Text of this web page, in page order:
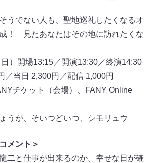
うでない人も、聖地巡礼したくなるオ
！ 見たあなたはその地に訪れたくな
）開場13:15／開演13:30／終演14:30
／当日 2,300円／配信 1,000円
チケット（会場）、FANY Online
うが、そいつどいつ、シモリュウ
メント＞
二と仕事が出来るのか。幸せな日が確